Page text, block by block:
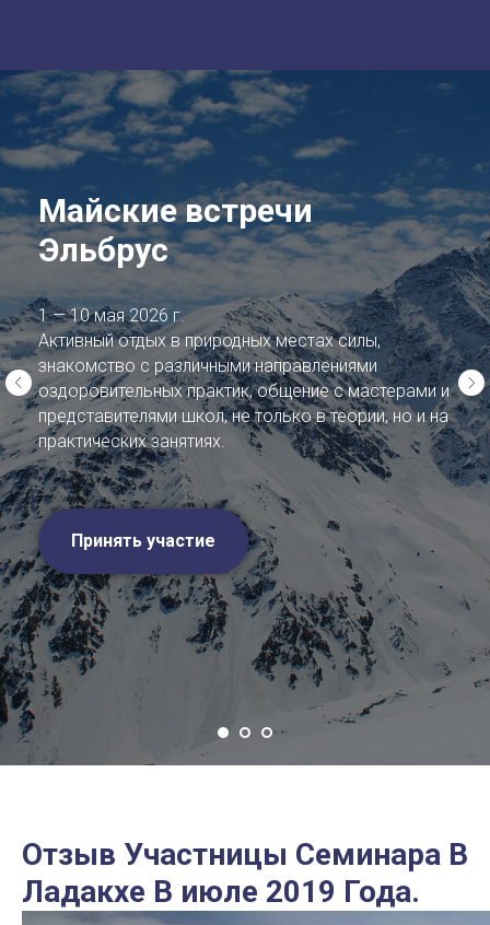
Майские встречи
Эльбрус
1 — 10 мая 2026 г.
Активный отдых в природных местах силы,
знакомство с различными направлениями
оздоровительных практик, общение с мастерами и
представителями школ, не только в теории, но и на
практических занятиях.
Принять участие
Отзыв Участницы Семинара В
Ладакхе В июле 2019 Года.